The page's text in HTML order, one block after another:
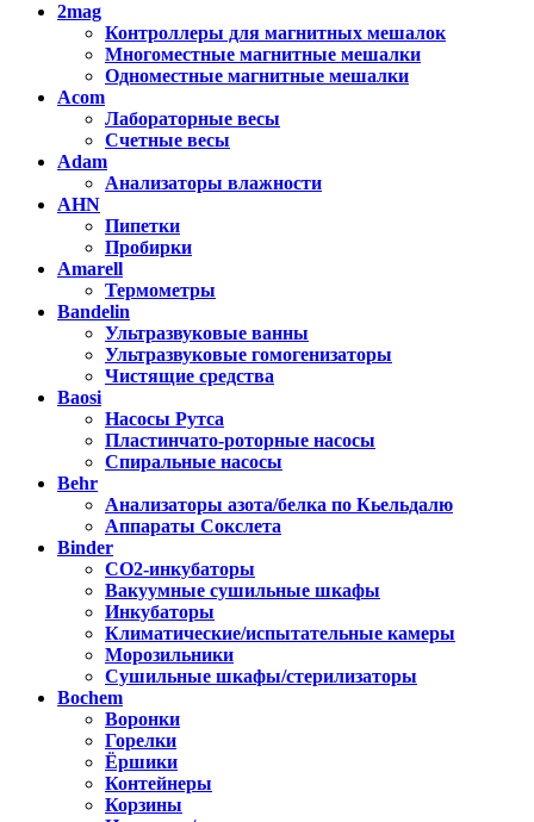
2mag
Контроллеры для магнитных мешалок
Многоместные магнитные мешалки
Одноместные магнитные мешалки
Acom
Лабораторные весы
Счетные весы
Adam
Анализаторы влажности
AHN
Пипетки
Пробирки
Amarell
Термометры
Bandelin
Ультразвуковые ванны
Ультразвуковые гомогенизаторы
Чистящие средства
Baosi
Насосы Рутса
Пластинчато-роторные насосы
Спиральные насосы
Behr
Анализаторы азота/белка по Кьельдалю
Аппараты Сокслета
Binder
CO2-инкубаторы
Вакуумные сушильные шкафы
Инкубаторы
Климатические/испытательные камеры
Морозильники
Сушильные шкафы/стерилизаторы
Bochem
Воронки
Горелки
Ёршики
Контейнеры
Корзины